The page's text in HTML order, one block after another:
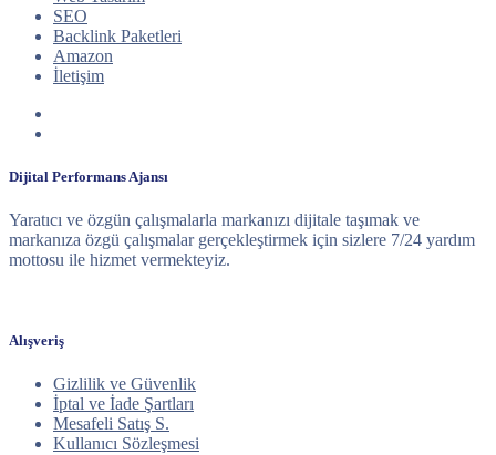
SEO
Backlink Paketleri
Amazon
İletişim
Dijital Performans Ajansı
Yaratıcı ve özgün çalışmalarla markanızı dijitale taşımak ve
markanıza özgü çalışmalar gerçekleştirmek için sizlere 7/24 yardım
mottosu ile hizmet vermekteyiz.
Alışveriş
Gizlilik ve Güvenlik
İptal ve İade Şartları
Mesafeli Satış S.
Kullanıcı Sözleşmesi